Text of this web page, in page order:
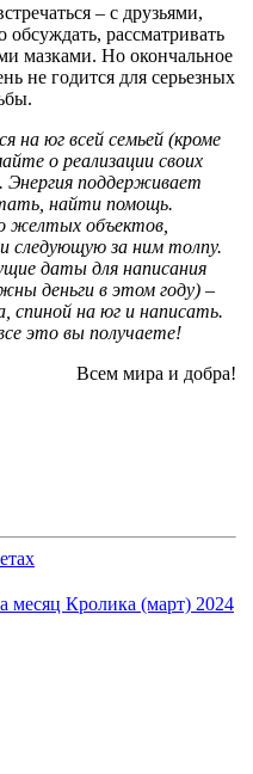
– с друзьями,
рассматривать
мазками. Но окончальное
не годится для серьезных
на юг всей семьей (кроме
о реализации своих
Энергия поддерживает
найти помощь.
желтых объектов,
следующую за ним толпу.
даты для написания
деньги в этом году) –
спиной на юг и написать.
это вы получаете!
Всем мира и добра!
месяц Кролика (март) 2024